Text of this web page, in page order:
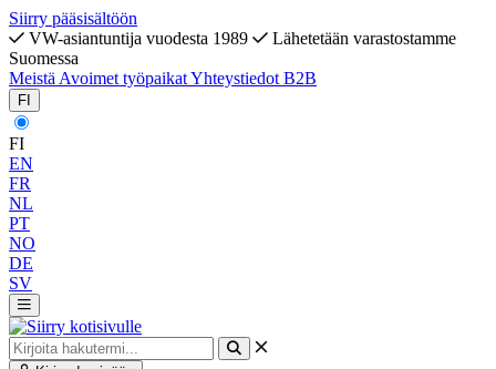
Siirry pääsisältöön
VW-asiantuntija vuodesta 1989
Lähetetään varastostamme
Suomessa
Meistä Avoimet työpaikatYhteystiedot B2B
FI
FI
EN
FR
NL
PT
NO
DE
SV